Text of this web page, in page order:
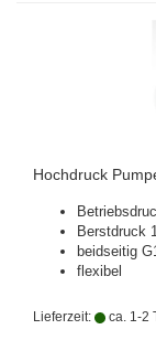
Hochdruck
Berstdruck
beidseitig
flexibel
Lieferzeit: ca. 1-2